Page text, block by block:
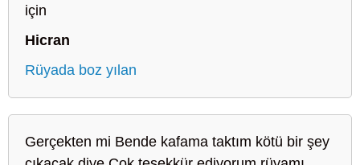
için
Hicran
Rüyada boz yılan
Gerçekten mi Bende kafama taktım kötü bir şey